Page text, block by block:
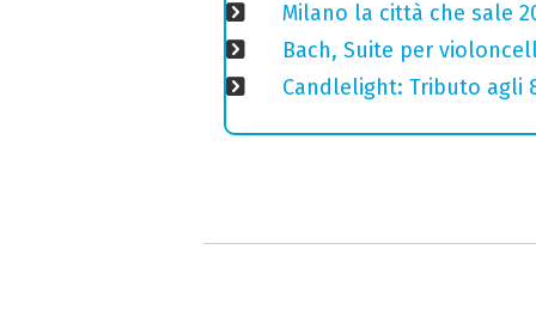
Milano la città che sale
Bach, Suite per
Candlelight: Tributo agli